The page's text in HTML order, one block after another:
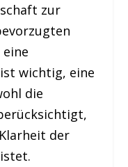
zur
wichtig, eine
die
der